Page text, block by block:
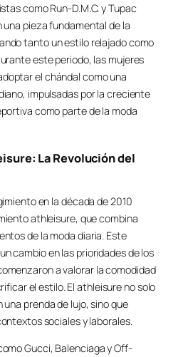
como Run-D.M.C. y Tupac
pieza fundamental de la
tanto un estilo relajado como
este periodo, las mujeres
el chándal como una
impulsadas por la creciente
como parte de la moda
La Revolución del
en la década de 2010
athleisure, que combina
de la moda diaria. Este
cambio en las prioridades de los
a valorar la comodidad
el estilo. El athleisure no solo
prenda de lujo, sino que
sociales y laborales.
Gucci, Balenciaga y Off-